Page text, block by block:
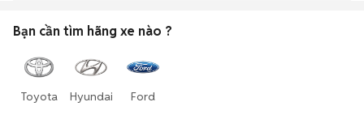
Bạn cần tìm hãng xe nào ?
Toyota Hyundai Ford